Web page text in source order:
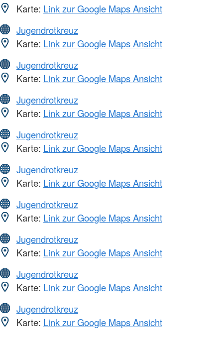
Karte: Link zur Google Maps Ansicht
Jugendrotkreuz
Karte: Link zur Google Maps Ansicht
Jugendrotkreuz
Karte: Link zur Google Maps Ansicht
Jugendrotkreuz
Karte: Link zur Google Maps Ansicht
Jugendrotkreuz
Karte: Link zur Google Maps Ansicht
Jugendrotkreuz
Karte: Link zur Google Maps Ansicht
Jugendrotkreuz
Karte: Link zur Google Maps Ansicht
Jugendrotkreuz
Karte: Link zur Google Maps Ansicht
Jugendrotkreuz
Karte: Link zur Google Maps Ansicht
Jugendrotkreuz
Karte: Link zur Google Maps Ansicht